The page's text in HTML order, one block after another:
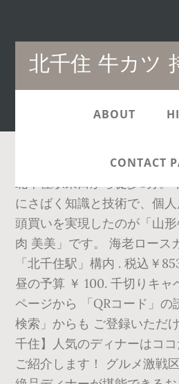
北千住 牛カツ
Main
navigation
ABOUT
CONTACT
北千住駅東口から徒歩3分。
にさばく知識と技術で、個
頭買いを実現したのが「山
肉 美美」です。 海老ロース
「北千住駅」構内 . 税込￥
昼の予算 ￥ 100. 千切りキャ
ページから 「QRコード」
検索」からも ご登録いただ
千住】人気のディナーはコ
ご紹介します！ グルメ激戦